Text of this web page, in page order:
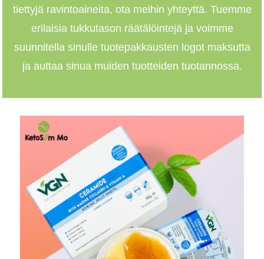
tiettyjä ravintoaineita, ota meihin yhteyttä. Tuemme
erilaisia ​​tukkutason räätälöintejä ja voimme
suunnitella sinulle tuotepakkausten logot maksutta
ja auttaa sinua muiden tuotteiden tuotannossa.